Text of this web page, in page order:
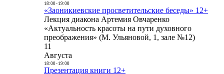
18:00- 19:00
«Заоникиевские просветительские беседы» 12+
Лекция диакона Артемия Овчаренко
«Актуальность красоты на пути духовного
преображения» (М. Ульяновой, 1, зале №12)
11
Августа
18:00- 19:00
Презентация книги 12+